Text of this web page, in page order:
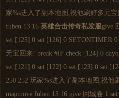
家%s进入了副本地图,祝他刷好多元宝
fuben 13 16 英雄合击传奇私发服give
set [125] 0 set [126] 0 SETONTIMER
元宝回来! break #IF check [124] 0
set [121] 0 set [122] 0 set [123] 0 set
250 252 玩家%s进入了副本地图,祝他
mapmove fuben 13 16 give 回城卷 1